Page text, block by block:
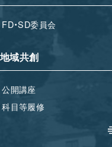
FD・SD委員会
地域共創
公開講座
科目等履修